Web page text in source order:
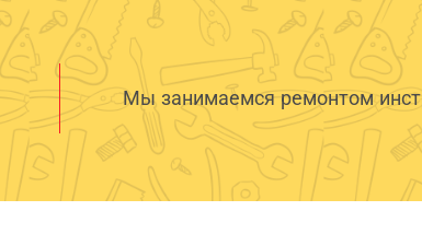
Мы занимаемся ремонтом